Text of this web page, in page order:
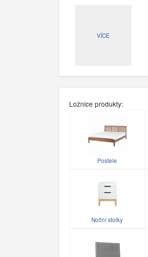
VÍCE
Ložnice produkty:
Postele
Noční stolky